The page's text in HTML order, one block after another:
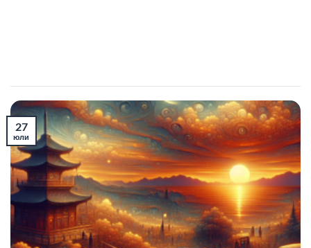
27
юли